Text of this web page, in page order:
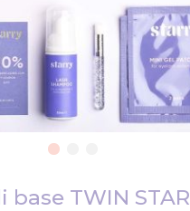
base TWIN STAR